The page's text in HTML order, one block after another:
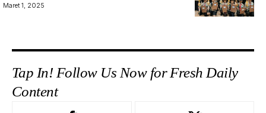
Maret 1, 2025
Tap In! Follow Us Now for Fresh Daily
Content